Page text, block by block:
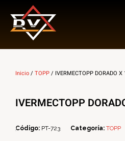
Multi Insumos DV
Inicio/ TOPP/ IVERMECTOPP DORADO
IVERMECTOPP
Código: PT-723 Categoría: TOPP